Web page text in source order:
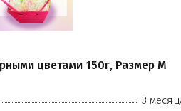
цветами 150г, Размер М
3